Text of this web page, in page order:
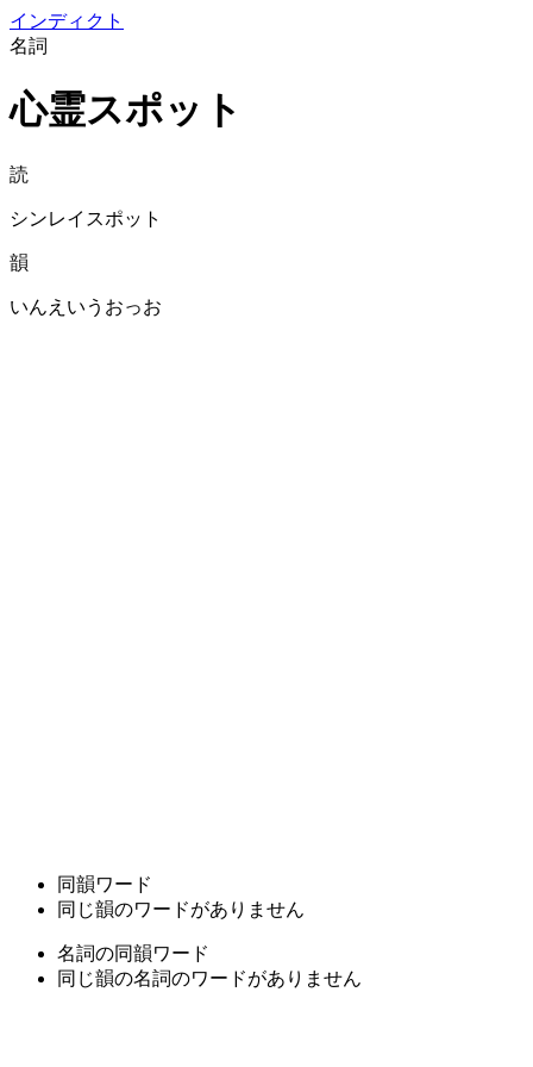
インディクト
名詞
心霊スポット
読
シンレイスポット
韻
いんえいうおっお
同韻ワード
同じ韻のワードがありません
名詞の同韻ワード
同じ韻の名詞のワードがありません